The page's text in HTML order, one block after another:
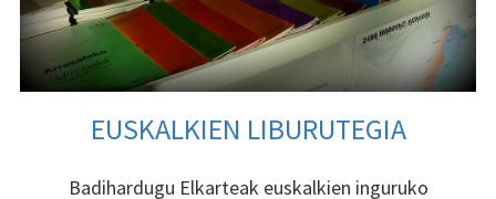
EUSKALKIEN LIBURUTEGIA
Badihardugu Elkarteak euskalkien inguruko